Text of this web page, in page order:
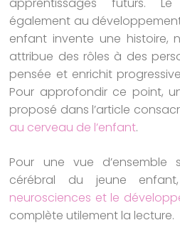
apprentissages futurs.
également au
enfant invente une histoire,
attribue des rôles à des
pensée et enrichit
Pour approfondir ce point,
proposé dans l’article
au cerveau de l’enfant.
Pour une vue d’ensemble
cérébral du jeune
neurosciences et le
complète utilement la lecture.